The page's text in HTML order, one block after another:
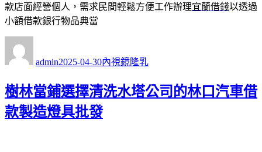
款店面經營個人，需求民間輕鬆方便工作辦理宜蘭借錢以透過
小額借款銀行物品典當
admin佈
期:
2025-04-30類
內視鏡隆乳
樹林當鋪選擇清洗水塔公司的林口汽車借
款製造燈具批發